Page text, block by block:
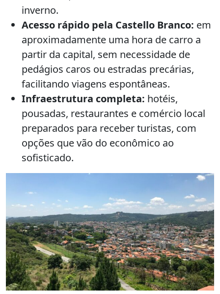
inverno.
Acesso rápido pela Castello Branco: em
aproximadamente uma hora de carro a
partir da capital, sem necessidade de
pedágios caros ou estradas precárias,
facilitando viagens espontâneas.
Infraestrutura completa: hotéis,
pousadas, restaurantes e comércio local
preparados para receber turistas, com
opções que vão do econômico ao
sofisticado.